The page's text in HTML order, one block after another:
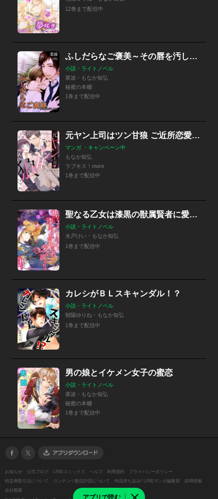
アプリで読む
12巻まで配信中
ふしだらなご褒美～その唇を汚したい～
小説・ライトノベル
菜波・もなか知弘
秘蜜の本棚
1巻まで配信中
元ヤン上司はツン甘狼 ご近所恋愛はエッチで危険!?
マンガ ・キャンペーン中
もなか知弘
ラブキス！more
1巻まで配信中
聖なる乙女は漆黒の獣属賢者に愛を説かれる
小説・ライトノベル
水戸けい・もなか知弘
1巻まで配信中
カレシがＢＬスキャンダル！？
小説・ライトノベル
朝陽ゆりね・もなか知弘
1巻まで配信中
男の娘とイケメン女子の蜜恋
小説・ライトノベル
菜波・もなか知弘
秘蜜の本棚
1巻まで配信中
お知らせ 公式ブログ LINEコミックス ヘルプ 利用規約
プライバシーポリシー
特定商取引法について
コンテンツ配信許諾について 作品持ち込み/ LINEマンガ編集部
採用情報
会社概要